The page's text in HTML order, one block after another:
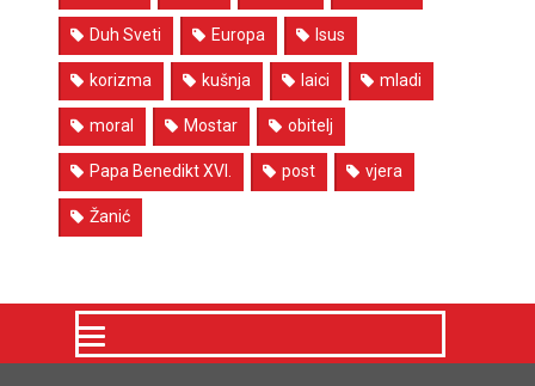
Duh Sveti Europa Isus
korizma kušnja laici mladi
moral Mostar obitelj
Papa Benedikt XVI. post vjera
Žanić